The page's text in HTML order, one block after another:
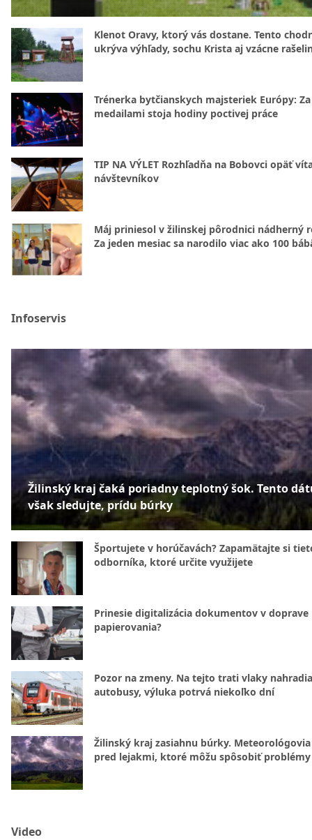
Klenot Oravy, ktorý vás dostane. Tento
ukrýva výhľady, sochu Krista aj vzácne
Trénerka bytčianskych majsteriek Európy: Za
medailami stoja hodiny poctivej práce
TIP NA VÝLET Rozhľadňa na Bobovci opäť
návštevníkov
Máj priniesol v žilinskej pôrodnici nádherný
Za jeden mesiac sa narodilo viac ako 100
Infoservis
Žilinský kraj čaká poriadny teplotný šok. Tento
však sledujte, prídu búrky
Športujete v horúčavách? Zapamätajte si
odborníka, ktoré určite využijete
Prinesie digitalizácia dokumentov v doprave
papierovania?
Pozor na zmeny. Na tejto trati vlaky nahradia
autobusy, výluka potrvá niekoľko dní
Žilinský kraj zasiahnu búrky.
pred lejakmi, ktoré môžu spôsobiť problémy
Video